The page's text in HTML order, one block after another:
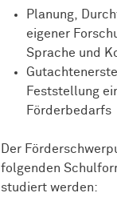
Planung,
eigener
Sprache und
Feststellung
Förderbedarfs
Der
folgenden
studiert werden: